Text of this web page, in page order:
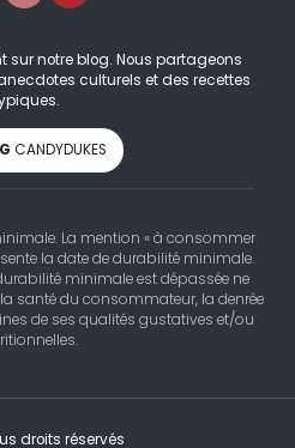
sur notre blog. Nous partageons
culturels et des recettes
CANDYDUKES
La mention « à consommer
la date de durabilité minimale.
minimale est dépassée ne
santé du consommateur, la denrée
de ses qualités gustatives et/ou
droits réservés